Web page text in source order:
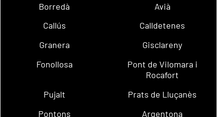
Borredà
Avià
Callús
Calldetenes
Granera
Gisclareny
Fonollosa
Pont de Vilomara i
Rocafort
Pujalt
Prats de Lluçanès
Pontons
Argentona